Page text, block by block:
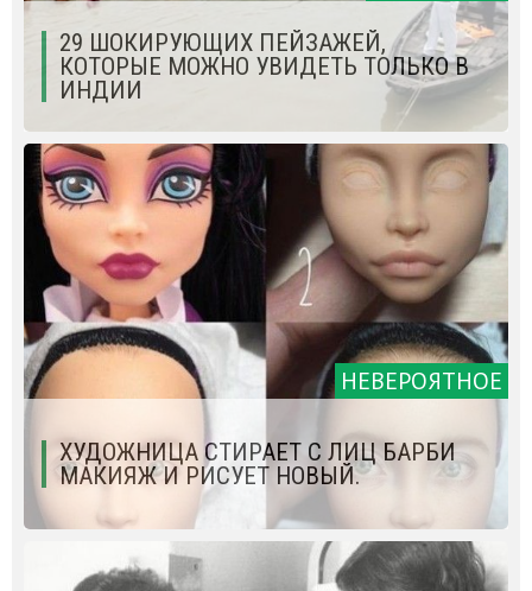
29 ШОКИРУЮЩИХ ПЕЙЗАЖЕЙ,
КОТОРЫЕ МОЖНО УВИДЕТЬ ТОЛЬКО В
ИНДИИ
НЕВЕРОЯТНОЕ
ХУДОЖНИЦА СТИРАЕТ С ЛИЦ БАРБИ
МАКИЯЖ И РИСУЕТ НОВЫЙ.